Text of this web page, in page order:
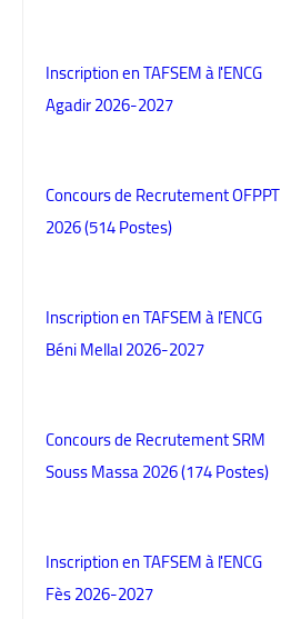
Inscription en TAFSEM à l'ENCG
Agadir 2026-2027
Concours de Recrutement OFPPT
2026 (514 Postes)
Inscription en TAFSEM à l'ENCG
Béni Mellal 2026-2027
Concours de Recrutement SRM
Souss Massa 2026 (174 Postes)
Inscription en TAFSEM à l'ENCG
Fès 2026-2027